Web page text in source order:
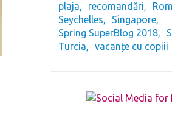
plaja
recomandări
Seychelles
Singapore
Spring SuperBlog 2018
Turcia
vacanțe cu copiii